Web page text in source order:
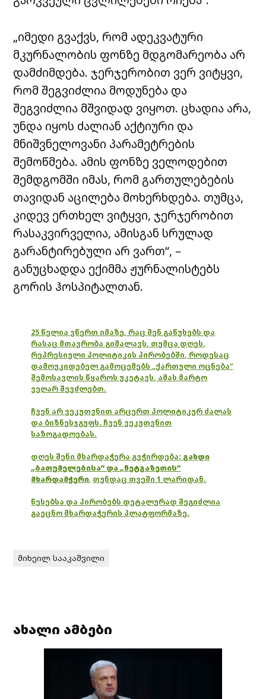
„იმედი გვაქვს, რომ ადეკვატური
მკურნალობის ფონზე მდგომარეობა არ
დამძიმდება. ჯერჯერობით ვერ ვიტყვი,
რომ შეგვიძლია მოდუნება და
შეგვიძლია მშვიდად ვიყოთ. ცხადია არა,
უნდა იყოს ძალიან აქტიური და
მნიშვნელოვანი პარამეტრების
შემოწმება. ამის ფონზე ველოდებით
შემდგომში იმას, რომ გართულებების
თავიდან აცილება მოხერხდება. თუმცა,
კიდევ ერთხელ ვიტყვი, ჯერჯერობით
რასაკვირველია, ამისგან სრულად
გარანტირებული არ ვართ“, –
განუცხადდა ექიმმა ჟურნალისტებს
გორის ჰოსპიტალთან.
25 წელია ვწერთ იმაზე, რაც შენ გაწუხებს და
რასაც მთავრობა გიმალავს, თუმცა დღეს,
რეპრესიული პოლიტიკის პირობებში, როდესაც
დამოუკიდებელ გამოცემებს „ქართული ოცნება“
შემოსავლის წყაროს უკეტავს, ამას მარტო
ვეღარ შევძლებთ.
ჩვენ არ ვეკუთვნით არცერთ პოლიტიკურ ძალას
და ბიზნესჯგუფს. ჩვენ ვეკუთვნით
საზოგადოებას.
დღეს შენი მხარდაჭერა გვჭირდება: გახდი
„ბათუმელებისა“ და „ნეტგაზეთის“
მხარდამჭერი, თუნდაც თვეში 1 ლარიდან.
წესებსა და პირობებს დეტალურად შეგიძლია
გაეცნო მხარდაჭერის პლატფორმაზე.
მიხეილ სააკაშვილი
ახალი ამბები